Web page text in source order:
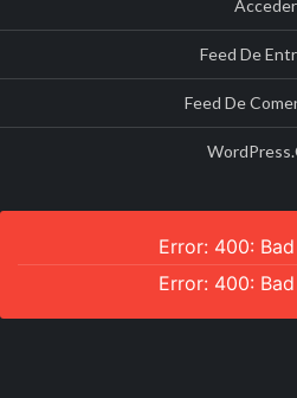
Acceder
Feed De
Feed De
Error: 400:
Error: 400: